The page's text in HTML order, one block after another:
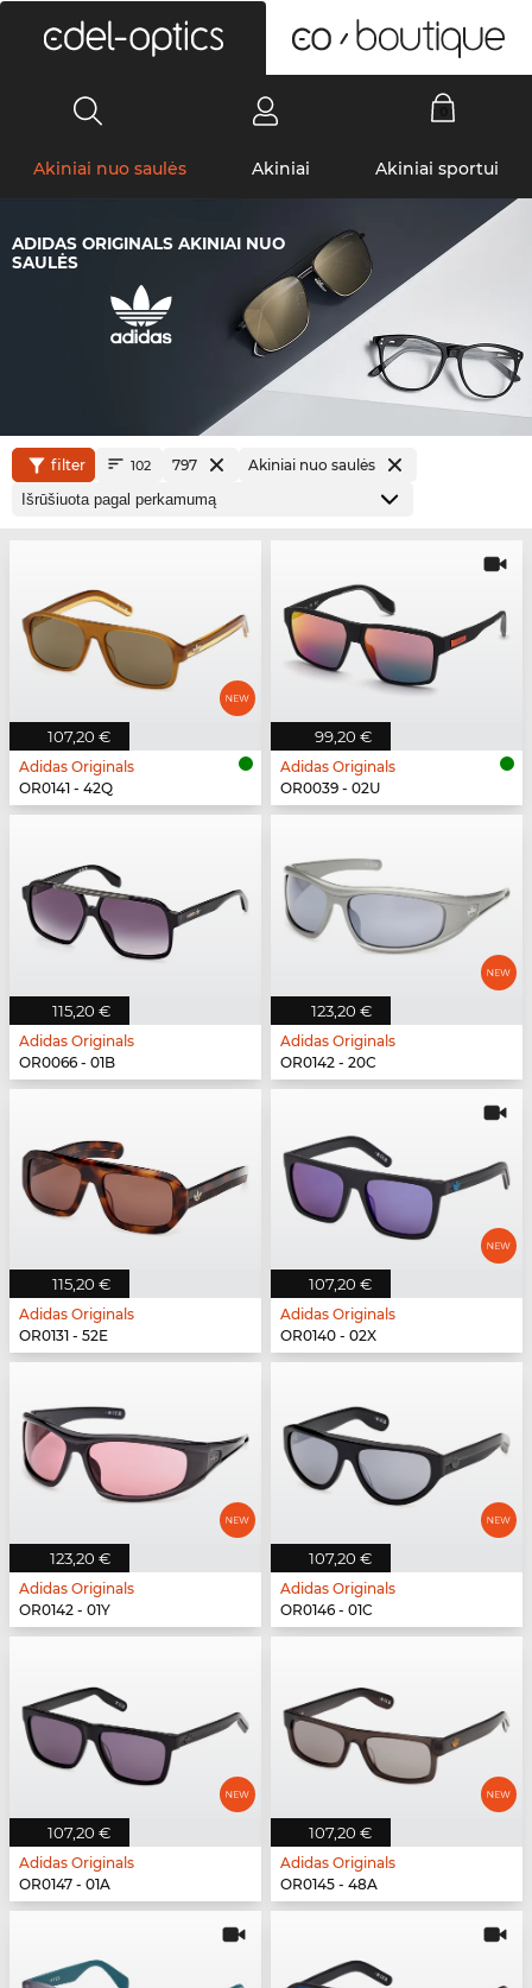
Akiniai nuo saulės Akiniai Akiniai sportui
ADIDAS ORIGINALS AKINIAI NUO
SAULĖS
filter 102 797 Akiniai nuo saulės
107,20 €
Adidas Originals
OR0141 - 42Q
99,20 €
Adidas Originals
OR0039 - 02U
115,20 €
Adidas Originals
OR0066 - 01B
123,20 €
Adidas Originals
OR0142 - 20C
115,20 €
Adidas Originals
OR0131 - 52E
107,20 €
Adidas Originals
OR0140 - 02X
123,20 €
Adidas Originals
OR0142 - 01Y
107,20 €
Adidas Originals
OR0146 - 01C
107,20 €
Adidas Originals
OR0147 - 01A
107,20 €
Adidas Originals
OR0145 - 48A